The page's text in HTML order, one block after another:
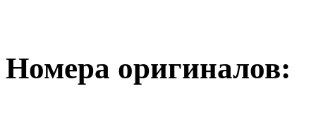
Номера оригиналов: